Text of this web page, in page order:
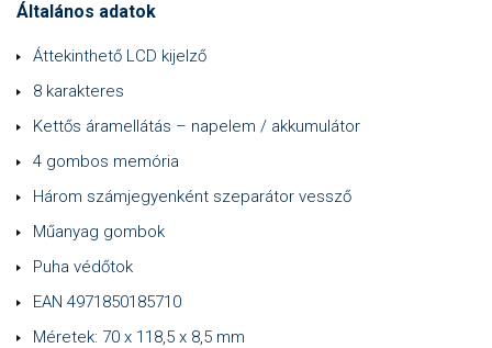
Általános adatok
Áttekinthető LCD kijelző
8 karakteres
Kettős áramellátás – napelem / akkumulátor
4 gombos memória
Három számjegyenként szeparátor vessző
Műanyag gombok
Puha védőtok
EAN 4971850185710
Méretek: 70 x 118,5 x 8,5 mm